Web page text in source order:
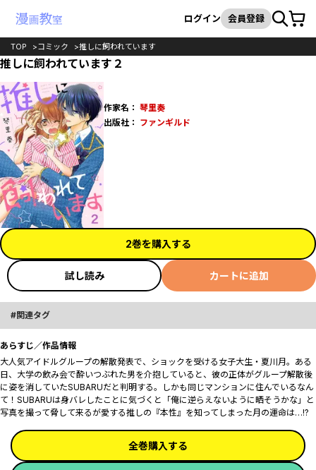
検索
ログイン 会員登録カート
TOP コミック 推しに飼われています
推しに飼われています２
作家名： 琴里奏
出版社： ファンギルド
2巻を購入する
試し読み カートに追加
関連タグ
あらすじ／作品情報
大人気アイドルグループの解散発表で、ショックを受ける女子大生・夏川月。ある
日、大学の飲み会で酔いつぶれた男を介抱していると、彼の正体がグループ解散後
に姿を消していたSUBARUだと判明する。しかも同じマンションに住んでいるなん
て！SUBARUは身バレしたことに気づくと「俺に逆らえないように晒そうかな」と
写真を撮って脅して来るが――愛する推しの『本性』を知ってしまった月の運命は…!?
全巻購入する